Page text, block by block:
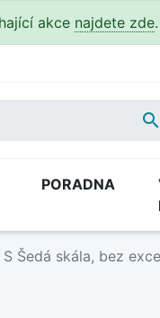
akce najdete zde.

PORADNA
Šedá skála, bez